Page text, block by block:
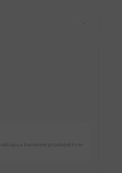
v kamenné prodejně i v e-